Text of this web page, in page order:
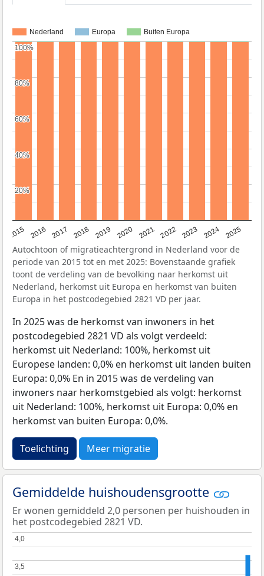
Nederland Europa Buiten Europa
2015 2016 2017 2018 2019 2020 2021 2022 2023 2024 2025
20%
20%
40%
40%
60%
60%
80%
80%
100%
100%
Autochtoon of migratieachtergrond in Nederland voor de
periode van 2015 tot en met 2025: Bovenstaande grafiek
toont de verdeling van de bevolking naar herkomst uit
Nederland, herkomst uit Europa en herkomst van buiten
Europa in het postcodegebied 2821 VD per jaar.
In 2025 was de herkomst van inwoners in het
postcodegebied 2821 VD als volgt verdeeld:
herkomst uit Nederland: 100%, herkomst uit
Europese landen: 0,0% en herkomst uit landen buiten
Europa: 0,0% En in 2015 was de verdeling van
inwoners naar herkomstgebied als volgt: herkomst
uit Nederland: 100%, herkomst uit Europa: 0,0% en
herkomst van buiten Europa: 0,0%.
Toelichting Meer migratie
Gemiddelde huishoudensgrootte
Er wonen gemiddeld 2,0 personen per huishouden in
het postcodegebied 2821 VD.
3,5
3,5
4,0
4,0